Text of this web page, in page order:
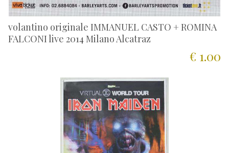
volantino originale IMMANUEL CASTO + ROMINA
FALCONI live 2014 Milano Alcatraz
€ 1.00